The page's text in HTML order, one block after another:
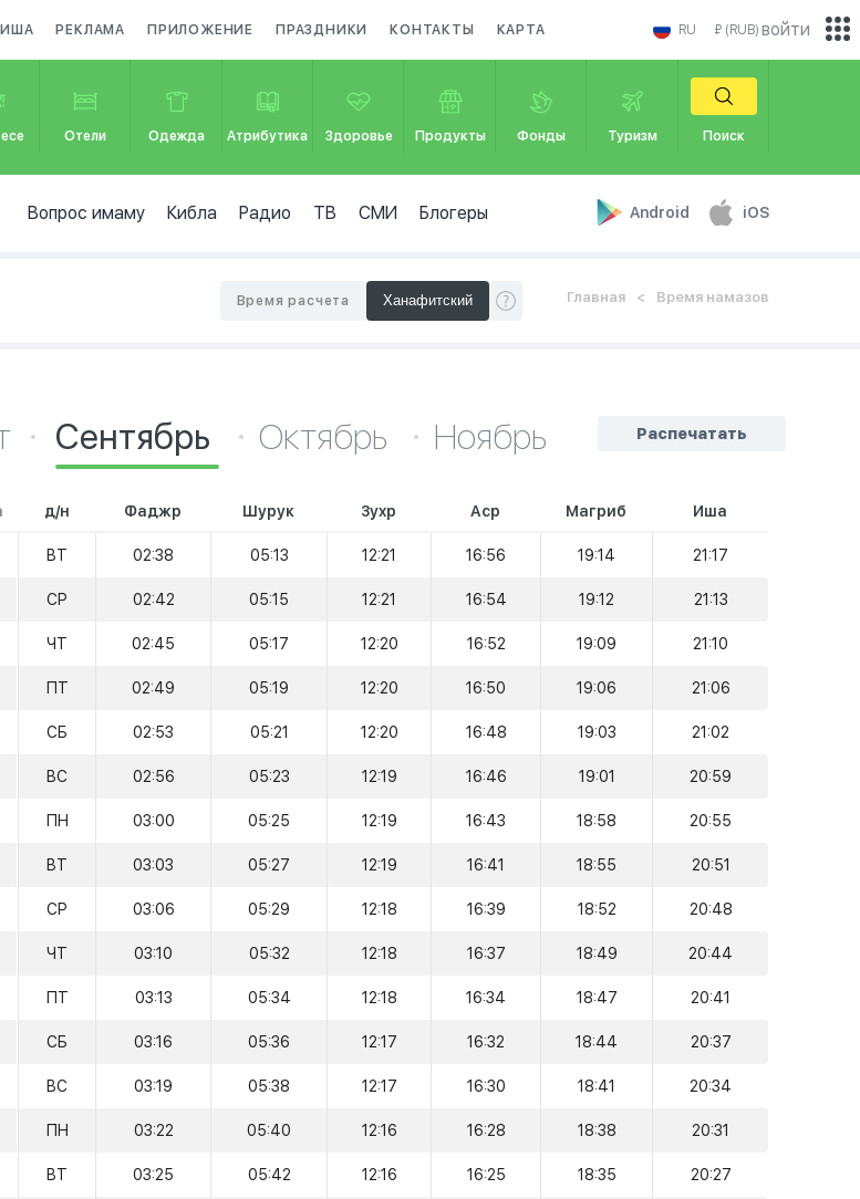
РЕКЛАМА ПРИЛОЖЕНИЕ ПРАЗДНИКИ КОНТАКТЫ КАРТА RU ₽ (RUB)
Отели Одежда Атрибутика Здоровье Продукты Фонды Туризм Поиск
Вопрос имаму Кибла Радио ТВ СМИ Блогеры Android iOS
войти
Главная Время намазов
Время расчета
Распечатать
Сентябрь Октябрь Ноябрь
д/н Фаджр Шурук Зухр Аср Магриб Иша
ВТ 02:38 05:13 12:21 16:56 19:14 21:17
СР 02:42 05:15 12:21 16:54 19:12 21:13
ЧТ 02:45 05:17 12:20 16:52 19:09 21:10
ПТ 02:49 05:19 12:20 16:50 19:06 21:06
СБ 02:53 05:21 12:20 16:48 19:03 21:02
ВС 02:56 05:23 12:19 16:46 19:01 20:59
ПН 03:00 05:25 12:19 16:43 18:58 20:55
ВТ 03:03 05:27 12:19 16:41 18:55 20:51
СР 03:06 05:29 12:18 16:39 18:52 20:48
ЧТ 03:10 05:32 12:18 16:37 18:49 20:44
ПТ 03:13 05:34 12:18 16:34 18:47 20:41
СБ 03:16 05:36 12:17 16:32 18:44 20:37
ВС 03:19 05:38 12:17 16:30 18:41 20:34
ПН 03:22 05:40 12:16 16:28 18:38 20:31
ВТ 03:25 05:42 12:16 16:25 18:35 20:27